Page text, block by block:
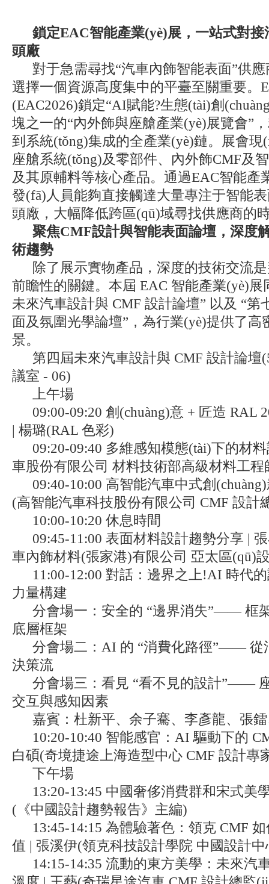
鎖定EAC智能產業(yè)展，一站式對
頭廠
對于急需尋找“汽車內飾智能表面”供應商
選擇一個資源高度集中的平臺至關重要。
(EAC2026)鎖定“AI賦能?生態(tài)創
塊之一的“內外飾與座艙產業(yè)展覽會”
到系統(tǒng)集成的全產業(yè)鏈。展會現
座艙系統(tǒng)及零部件、內外飾CMF及智
及其原輔料等核心產品。通過EAC智能
發(fā)人員能夠直接觸達大量專注于智能
頭廠，大幅降低跨區(qū)域尋找供應商的時間
聚焦CMF設計與智能表面論壇，深度
術趨勢
除了展示實物產品，深度的技術交流
前瞻性的關鍵。本屆 EAC 智能產業(yè)
未來汽車設計與 CMF 設計論壇” 以及 “第
面及氛圍光學論壇”，為行業(yè)提供了
景。
第四屆未來汽車設計與 CMF 設計論壇
議室 - 06)
上午場
09:00-09:20 創(chuàng)意 + 匠造 RAL
| 楊璐(RAL 色彩)
09:20-09:40 多維感知模態(tài)下的材
車股份有限公司 材料技術部高級材料工程
09:40-10:00 高智能汽車中式創
(高智能汽車科技股份有限公司 CMF 設計
10:00-10:20 休息時間
09:45-11:00 表面材料設計趨勢分享 |
車內飾材料(張家港)有限公司 亞太區(qū)
11:00-12:00 對話：邊界之上!AI 時代
力量構建
分會場一：安全的 “邊界消失”—— 框
底層框架
分會場二：AI 的 “消費化路徑”—— 從
決策流
分會場三：看見 “看不見的設計”——
交互與感知因素
嘉賓：杜新平、余子騫、李彥龍、張鐳
10:20-10:40 智能感官：AI 驅動下的
白碩(奇境捷途上海造型中心 CMF 設計專
下午場
13:20-13:45 中國奢侈消費群和宋式美
(《中國設計趨勢報告》主編)
13:45-14:15 為體驗著色：領克 CMF
值 | 張溪伊(領克科技設計學院 中國設計
14:15-14:35 流動的東方美學：未來汽